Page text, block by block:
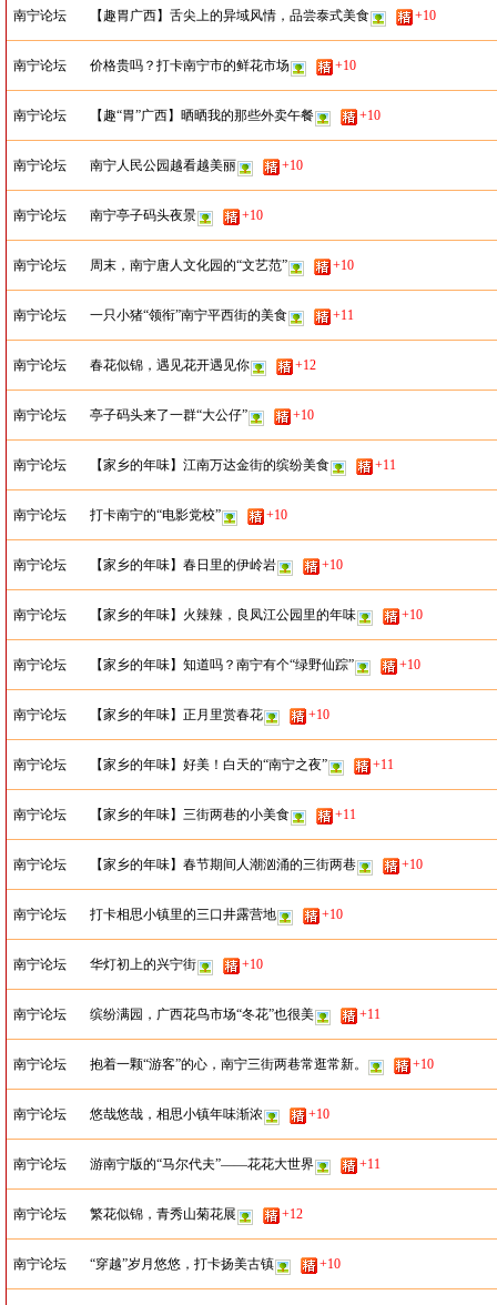
南宁论坛 【趣胃广西】舌尖上的异域风情，品尝泰式美食 +10
南宁论坛 价格贵吗？打卡南宁市的鲜花市场 +10
南宁论坛 【趣“胃”广西】晒晒我的那些外卖午餐 +10
南宁论坛 南宁人民公园越看越美丽 +10
南宁论坛 南宁亭子码头夜景 +10
南宁论坛 周末，南宁唐人文化园的“文艺范” +10
南宁论坛 一只小猪“领衔”南宁平西街的美食 +11
南宁论坛 春花似锦，遇见花开遇见你 +12
南宁论坛 亭子码头来了一群“大公仔” +10
南宁论坛 【家乡的年味】江南万达金街的缤纷美食 +11
南宁论坛 打卡南宁的“电影党校” +10
南宁论坛 【家乡的年味】春日里的伊岭岩 +10
南宁论坛 【家乡的年味】火辣辣，良凤江公园里的年味 +10
南宁论坛 【家乡的年味】知道吗？南宁有个“绿野仙踪” +10
南宁论坛 【家乡的年味】正月里赏春花 +10
南宁论坛 【家乡的年味】好美！白天的“南宁之夜” +11
南宁论坛 【家乡的年味】三街两巷的小美食 +11
南宁论坛 【家乡的年味】春节期间人潮汹涌的三街两巷 +10
南宁论坛 打卡相思小镇里的三口井露营地 +10
南宁论坛 华灯初上的兴宁街 +10
南宁论坛 缤纷满园，广西花鸟市场“冬花”也很美 +11
南宁论坛 抱着一颗“游客”的心，南宁三街两巷常逛常新。 +10
南宁论坛 悠哉悠哉，相思小镇年味渐浓 +10
南宁论坛 游南宁版的“马尔代夫”——花花大世界 +11
南宁论坛 繁花似锦，青秀山菊花展 +12
南宁论坛 “穿越”岁月悠悠，打卡扬美古镇 +10